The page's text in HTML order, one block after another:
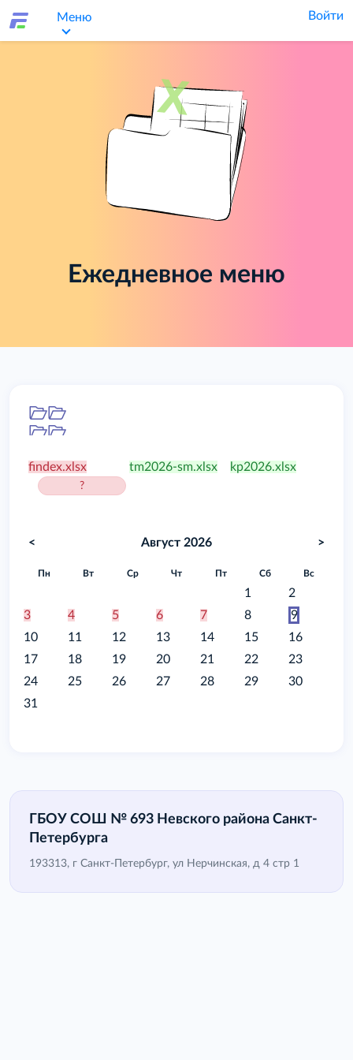
Меню Войти
Ежедневное меню
findex.xlsx
?
tm2026-sm.xlsx kp2026.xlsx
< Август 2026 >
Пн Вт Ср Чт Пт Сб Вс
1
2
3
4 5 6 7 8
9
10
11 12 13 14 15
16
17
18 19 20 21 22
23
24
25 26 27 28 29
30
31
ГБОУ СОШ № 693 Невского района Санкт-
Петербурга
193313, г Санкт-Петербург, ул Нерчинская, д 4 стр 1